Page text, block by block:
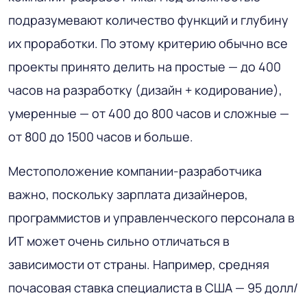
подразумевают количество функций и глубину
их проработки. По этому критерию обычно все
проекты принято делить на простые — до 400
часов на разработку (дизайн + кодирование),
умеренные — от 400 до 800 часов и сложные —
от 800 до 1500 часов и больше.
Местоположение компании-разработчика
важно, поскольку зарплата дизайнеров,
программистов и управленческого персонала в
ИТ может очень сильно отличаться в
зависимости от страны. Например, средняя
почасовая ставка специалиста в США — 95 долл/